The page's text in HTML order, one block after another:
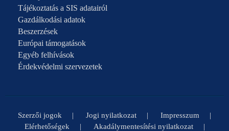
Tájékoztatás a SIS adatairól
Gazdálkodási adatok
Beszerzések
Európai támogatások
Egyéb felhívások
Érdekvédelmi szervezetek
Szerzői jogok Jogi nyilatkozat
Impresszum
Elérhetőségek
Akadálymentesítési nyilatkozat